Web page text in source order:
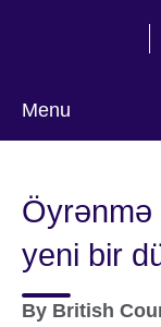
Menu
language
Öyrənmə
yeni bir
By British